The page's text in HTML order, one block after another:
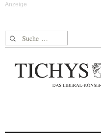
Suche nach: